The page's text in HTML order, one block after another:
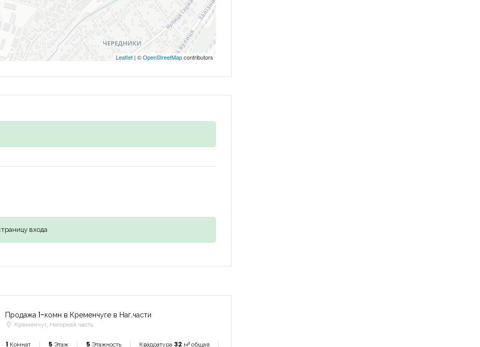
Leaflet | ©OpenStreetMapcontributors
входа
Продажа 1-комн в Кременчуге в Наг.части
Кременчуг, Нагорная часть
1 Комнат 5 Этаж 5 Этажность Квадратура 32 м² общая